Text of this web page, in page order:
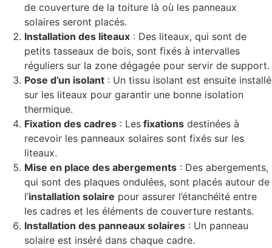
de couverture de la toiture là où les panneaux
solaires seront placés.
Installation des liteaux : Des liteaux, qui sont de
petits tasseaux de bois, sont fixés à intervalles
réguliers sur la zone dégagée pour servir de support.
Pose d’un isolant : Un tissu isolant est ensuite installé
sur les liteaux pour garantir une bonne isolation
thermique.
Fixation des cadres : Les fixations destinées à
recevoir les panneaux solaires sont fixés sur les
liteaux.
Mise en place des abergements : Des abergements,
qui sont des plaques ondulées, sont placés autour de
l’installation solaire pour assurer l’étanchéité entre
les cadres et les éléments de couverture restants.
Installation des panneaux solaires : Un panneau
solaire est inséré dans chaque cadre.